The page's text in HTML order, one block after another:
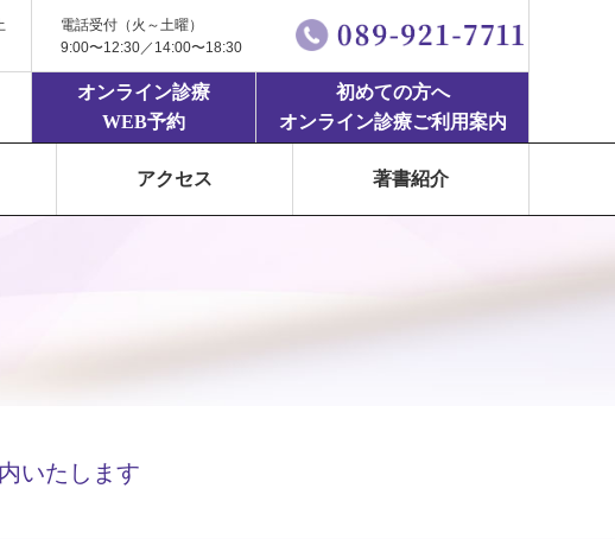
電話受付（火～土曜）
9:00〜12:30／14:00〜18:30
オンライン診療
WEB予約
初めての方へ
オンライン診療ご利用案内
アクセス 著書紹介
いたします